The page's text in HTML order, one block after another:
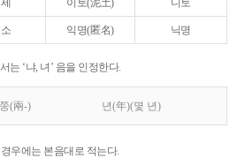
이토(泥土) 니토
익명(匿名) 닉명
는 ‘냐, 녀’ 음을 인정한다.
(兩-) 년(年)(몇 년)
우에는 본음대로 적는다.